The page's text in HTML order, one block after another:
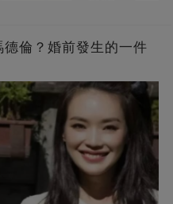
倫？婚前發生的一件